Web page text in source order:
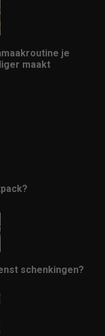
je
maakt
schenkingen?